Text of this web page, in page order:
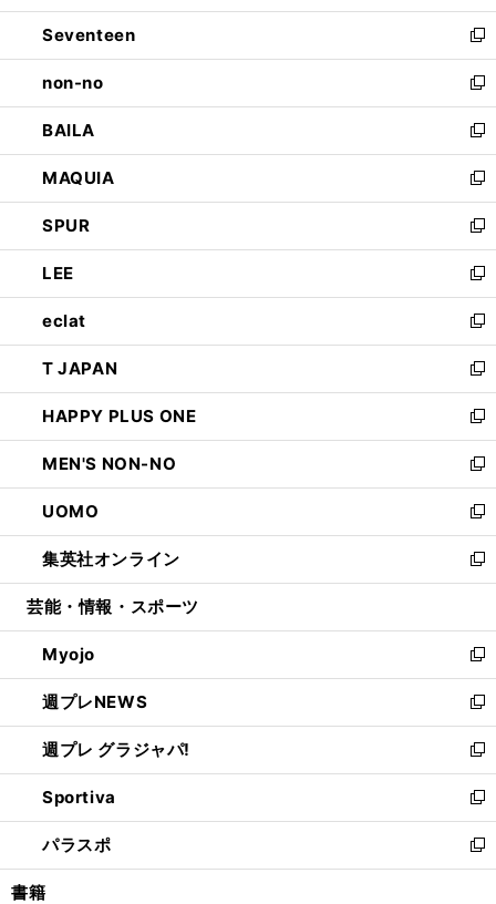
開
く
ウ
で
開
く
ン
ド
ウ
で
開
く
Seventeen
新
し
い
ウ
ィ
ン
ド
ウ
で
開
く
non-no
新
し
い
ウ
ィ
ン
ド
ウ
で
開
く
BAILA
新
し
い
ウ
ィ
ン
ド
ウ
で
開
く
MAQUIA
新
し
い
ウ
ィ
ン
ド
ウ
で
開
く
SPUR
新
し
い
ウ
ィ
ン
ド
ウ
で
開
く
LEE
新
し
い
ウ
ィ
ン
ド
ウ
で
開
く
eclat
新
し
い
ウ
ィ
ン
ド
ウ
で
開
く
T JAPAN
新
し
い
ウ
ィ
ン
ド
ウ
で
開
HAPPY PLUS ONE
新
し
い
ウ
ィ
ン
ド
ウ
開
く
MEN'S NON-NO
新
し
い
ウ
ィ
ン
ウ
で
開
く
UOMO
新
し
い
ウ
ン
ド
ウ
で
開
く
集英社オンライン
新
し
ウ
ィ
ン
ド
ウ
で
開
く
芸能・情報・スポーツ
Myojo
新
し
い
ウ
ィ
ン
ド
ウ
で
開
週プレNEWS
新
し
い
ウ
ィ
ン
ド
ウ
週プレ グラジャパ!
新
し
い
ウ
ィ
ン
Sportiva
新
し
い
ウ
パラスポ
新
し
書籍